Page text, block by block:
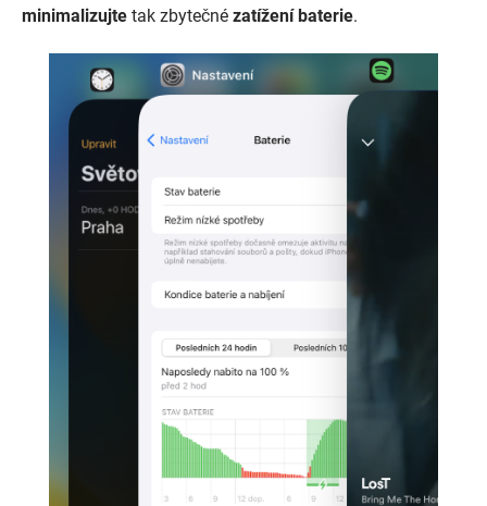
minimalizujte tak zbytečné zatížení baterie.